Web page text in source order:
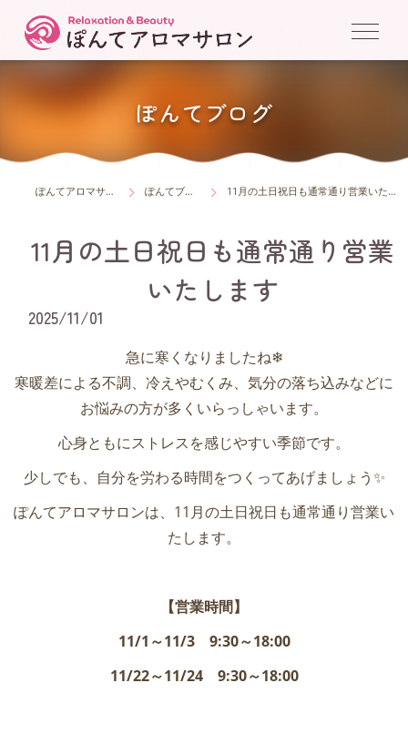
ぽんてブログ
ぽんてアロマサロン ぽんてブログ 11月の土日祝日も通常通り営業いたします
11月の土日祝日も通常通り営業
いたします
2025/11/01
急に寒くなりましたね❄
寒暖差による不調、冷えやむくみ、気分の落ち込みなどに
お悩みの方が多くいらっしゃいます。
心身ともにストレスを感じやすい季節です。
少しでも、自分を労わる時間をつくってあげましょう✨
ぽんてアロマサロンは、11月の土日祝日も通常通り営業い
たします。
【営業時間】
11/1～11/3 9:30～18:00
11/22～11/24 9:30～18:00